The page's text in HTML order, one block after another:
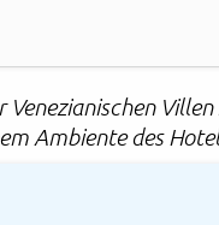
Venezianischen
Ambiente des